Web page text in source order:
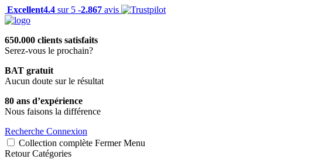
Excellent4.4 sur 5 -2.867 avis
650.000 clients satisfaits
Serez-vous le prochain?
BAT gratuit
Aucun doute sur le résultat
80 ans d’expérience
Nous faisons la différence
Recherche Connexion
Collection complète Fermer Menu
Retour Catégories